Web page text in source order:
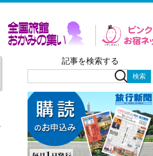
記事を検索する